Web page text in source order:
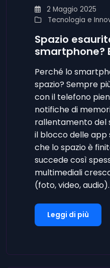
2 Maggio 2025
Tecnologia e
Spazio
smartphone?
Perché lo
spazio? Sempre
con il telefono
notifiche di
rallentamento del
il blocco delle app
che lo spazio è
succede così
multimediali
(foto, video,
Leggi di più